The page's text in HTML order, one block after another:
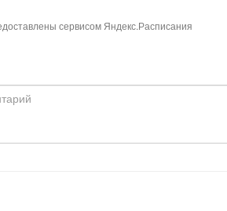
сервисом Яндекс.Расписания